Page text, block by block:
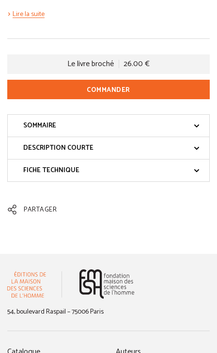
Lire la suite
Le livre broché 26.00 €
COMMANDER
SOMMAIRE
DESCRIPTION COURTE
FICHE TECHNIQUE
PARTAGER
54, boulevard Raspail – 75006 Paris